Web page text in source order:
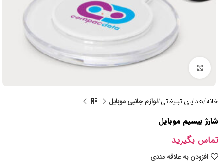
برای بزرگنمایی کلیک کنید
خانه هدایای تبلیغاتی لوازم جانبی موبایل
شارژ بیسیم موبایل
تماس بگیرید
افزودن به علاقه مندی